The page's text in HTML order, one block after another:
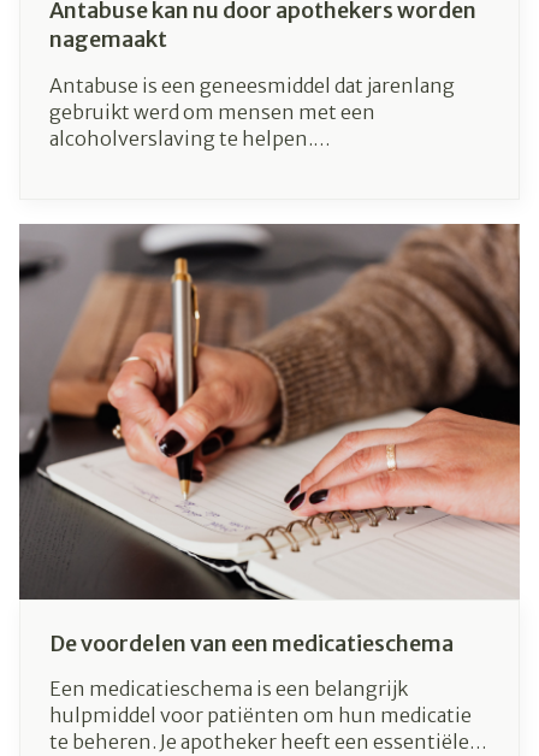
Antabuse kan nu door apothekers worden
nagemaakt
Antabuse is een geneesmiddel dat jarenlang
gebruikt werd om mensen met een
alcoholverslaving te helpen.
zowel zorgverleners als patiënten met de
handen in het haar zaten. Maar achter de
schermen bleef het niet stil. De Vlaamse
Vereniging voor Psychiatrie (VPP), de
Apothekersbond (APB) en het Federaal
Agentschap voor Geneesmiddelen en
Gezondheidsproducten (FAGG) namen het
voortouw en kwamen met een alternatief naar
buiten. Apothekers kunnen vanaf nu Antabuse
namaken en kunnen zo alcoholici helpen met
een magistrale bereiding (huisbereiding door
de apotheek).
De voordelen van een medicatieschema
Een medicatieschema is een belangrijk
hulpmiddel voor patiënten om hun medicatie
te beheren. Je apotheker heeft een essentiële